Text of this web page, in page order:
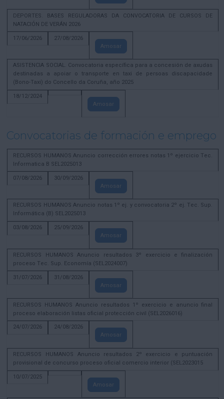
DEPORTES. BASES REGULADORAS DA CONVOCATORIA DE CURSOS DE
NATACIÓN DE VERÁN 2026
17/06/2026
27/08/2026
Amosar
ASISTENCIA SOCIAL. Convocatoria específica para a concesión de axudas
destinadas a apoiar o transporte en taxi de persoas discapacidade
(Bono-Taxi) do Concello da Coruña, año 2025
18/12/2024
Amosar
Convocatorias de formación e emprego
RECURSOS HUMANOS Anuncio corrección errores notas 1º ejercicio Tec.
Informatica B SEL2025013
07/08/2026
30/09/2026
Amosar
RECURSOS HUMANOS Anuncio notas 1º ej. y convocatoria 2º ej. Tec. Sup.
Informática (B) SEL2025013
03/08/2026
25/09/2026
Amosar
RECURSOS HUMANOS Anuncio resultados 3º exercicio e finalización
proceso Tec. Sup. Economía (SEL2024007)
31/07/2026
31/08/2026
Amosar
RECURSOS HUMANOS Anuncio resultados 1º exercicio e anuncio final
proceso elaboración listas oficial protección civil (SEL2026016)
24/07/2026
24/08/2026
Amosar
RECURSOS HUMANOS Anuncio resultados 2º exercicio e puntuación
provisional de concurso proceso oficial comercio interior (SEL2023015
10/07/2025
Amosar